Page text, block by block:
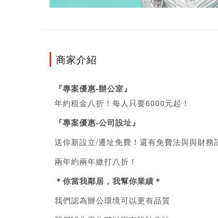
商家介紹
『專案優惠-辦公室』
年約租金八折！每人只要6000元起！
『專案優惠-公司設址』
送你新設立/遷址免費！還有免費法與與財務
兩年約兩年繳打八折！
＊你當我鄰居，我幫你業績＊
我們認為辦公環境可以更有品質